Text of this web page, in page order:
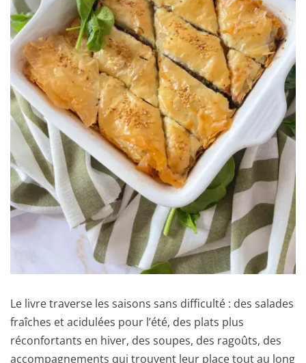
Le livre traverse les saisons sans difficulté : des salades
fraîches et acidulées pour l’été, des plats plus
réconfortants en hiver, des soupes, des ragoûts, des
accompagnements qui trouvent leur place tout au long